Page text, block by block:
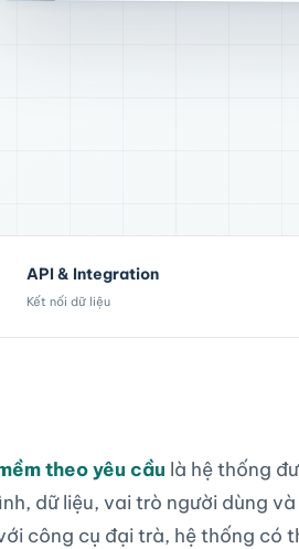
API & Integration
Kết nối dữ liệu
theo yêu cầu là hệ thống
dữ liệu, vai trò người dùng
công cụ đại trà, hệ thống có